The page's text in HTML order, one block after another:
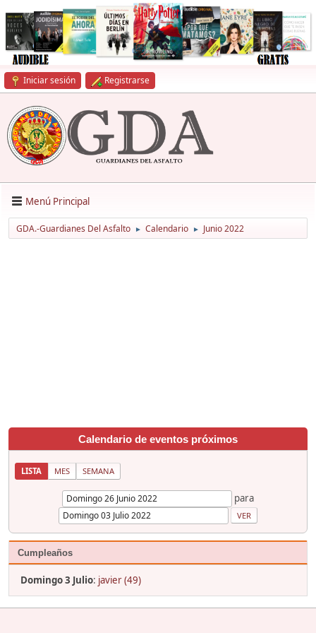
Iniciar sesión Registrarse
Menú Principal
GDA.-Guardianes Del Asfalto ► Calendario ► Junio 2022
Calendario de eventos próximos
LISTA MES SEMANA
para
Cumpleaños
Domingo 3 Julio: javier (49)